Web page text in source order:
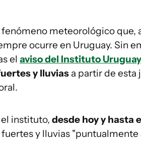
fenómeno meteorológico que,
ocurre en Uruguay. Sin
el aviso del Instituto
y lluvias a partir de esta
instituto, desde hoy y hasta
y lluvias "puntualmente